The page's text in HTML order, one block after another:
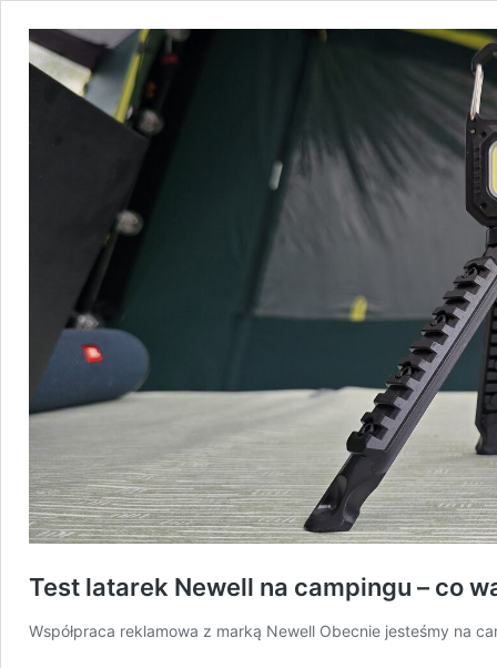
Test latarek Newell na campingu – co
Współpraca reklamowa z marką Newell Obecnie jesteśmy na